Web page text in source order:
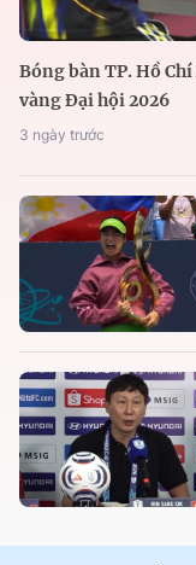
Bóng bàn TP. Hồ
vàng Đại hội 2026
3 ngày trước